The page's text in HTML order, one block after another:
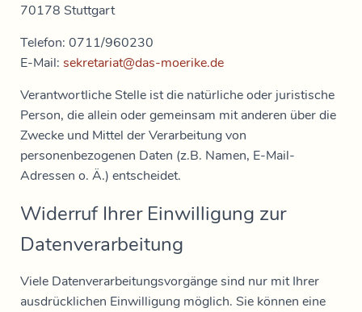
70178 Stuttgart
Telefon: 0711/960230
E-Mail: sekretariat@das-moerike.de
Verantwortliche Stelle ist die natürliche oder juristische
Person, die allein oder gemeinsam mit anderen über die
Zwecke und Mittel der Verarbeitung von
personenbezogenen Daten (z.B. Namen, E-Mail-
Adressen o. Ä.) entscheidet.
Widerruf Ihrer Einwilligung zur
Datenverarbeitung
Viele Datenverarbeitungsvorgänge sind nur mit Ihrer
ausdrücklichen Einwilligung möglich. Sie können eine